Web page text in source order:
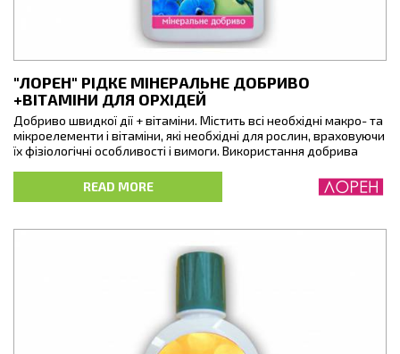
"ЛОРЕН" РІДКЕ МІНЕРАЛЬНЕ ДОБРИВО
+ВІТАМІНИ ДЛЯ ОРХІДЕЙ
Добриво швидкої дії + вітаміни. Містить всі необхідні макро- та
мікроелементи і вітаміни, які необхідні для рослин, враховуючи
їх фізіологічні особливості і вимоги. Використання добрива
насиченість кольорової гами квітів.
READ MORE